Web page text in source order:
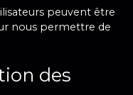
peuvent être
nous permettre de
des